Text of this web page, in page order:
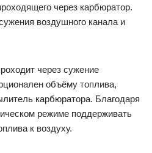
через карбюратор.
воздушного канала и
через сужение
объёму топлива,
карбюратора. Благодаря
режиме поддерживать
к воздуху.